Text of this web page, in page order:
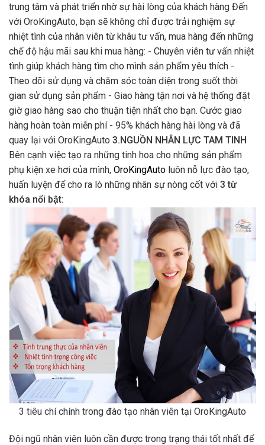
trung tâm và phát triển nhờ sự hài lòng của khách hàng Đến
với OroKingAuto, bạn sẽ không chỉ được trải nghiệm sự
nhiệt tình của nhân viên từ khâu tư vấn, mua hàng đến những
chế độ hậu mãi sau khi mua hàng: - Chuyên viên tư vấn nhiệt
tình giúp khách hàng tìm cho mình sản phẩm yêu thích -
Theo dõi sử dụng và chăm sóc toàn diện trong suốt thời
gian sử dụng sản phẩm - Giao hàng tận nơi và hệ thống đặt
giờ giao hàng sao cho thuận tiện nhất cho bạn. Cước giao
hàng hoàn toàn miễn phí - 95% khách hàng hài lòng và đã
quay lại với OroKingAuto 3.NGUỒN NHÂN LỰC TAM TINH
Bên cạnh việc tạo ra những tinh hoa cho những sản phẩm
phụ kiện xe hơi của mình, OroKingAuto luôn nỗ lực đào tạo,
huấn luyện để cho ra lò những nhân sự nòng cốt với 3 từ
khóa nổi bật:
3 tiêu chí chính trong đào tạo nhân viên tại OroKingAuto
Đội ngũ nhân viên luôn cần được trong trạng thái tốt nhất để